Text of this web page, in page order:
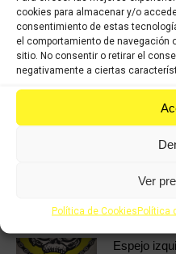
cookies para almacenar y/o
consentimiento de estas
el comportamiento de
sitio. No consentir o retirar el
negativamente a ciertas
Ver
Política de CookiesPolítica
on
X
on
Facebook
on
Pinterest
Productos
Tapa
Espejo